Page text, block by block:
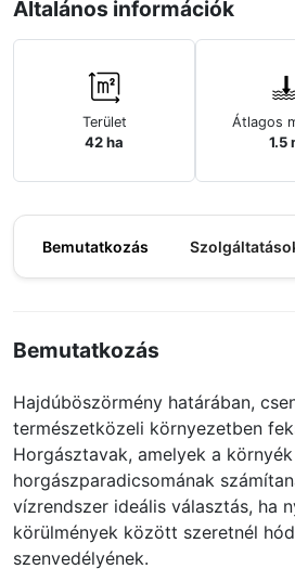
Általános információk
Terület
42 ha
Átlagos
1.5
Bemutatkozás
Bemutatkozás
Hajdúböszörmény határában,
természetközeli környezetben
Horgásztavak, amelyek a
horgászparadicsomának
vízrendszer ideális választás, ha
körülmények között szeretnél
szenvedélyének.